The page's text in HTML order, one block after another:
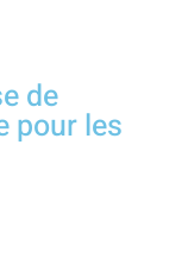
de
pour les